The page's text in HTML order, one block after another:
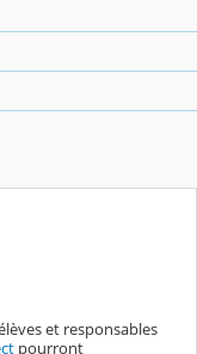
et responsables
pourront